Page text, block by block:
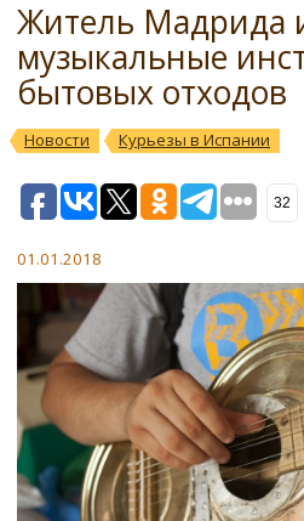
Житель Мадрида
музыкальные
бытовых отходов
Новости Курьезы в Испании
32
01.01.2018